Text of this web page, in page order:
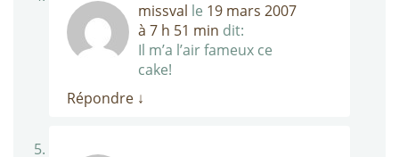
missval le 19 mars 2007
à 7 h 51 min dit:
Il m’a l’air fameux ce
cake!
Répondre ↓